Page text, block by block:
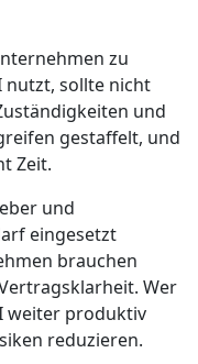
zu
nutzt, sollte nicht
und
gestaffelt, und
Zeit.
und
eingesetzt
brauchen
Wer
weiter produktiv
reduzieren.